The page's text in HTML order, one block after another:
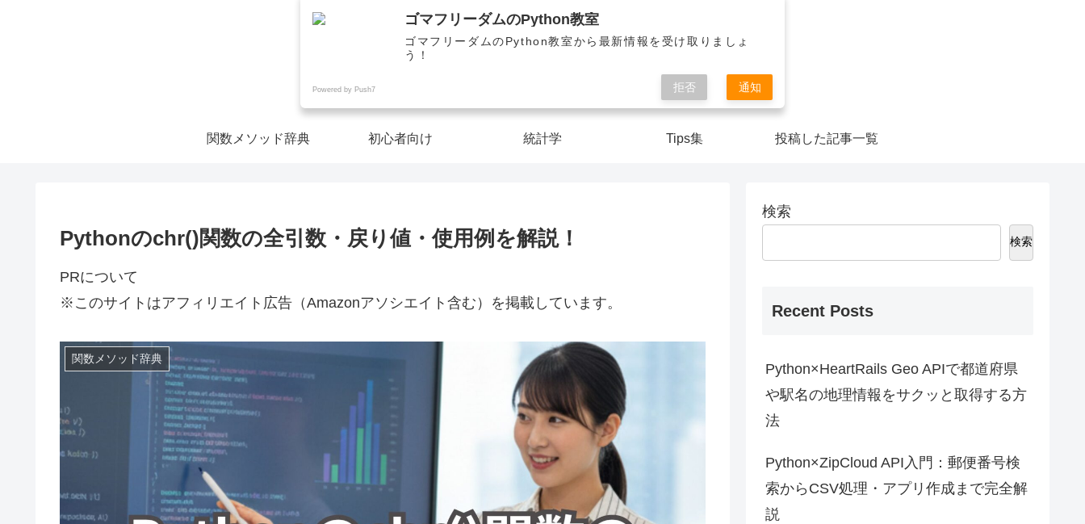
Pythonを楽しく学んで人生を切り開こう！
ゴマフリーダムのPython教室
関数メソッド辞典 初心者向け 統計学 Tips集 投稿した記事一覧
Pythonのchr()関数の全引数・戻り値・使用例を解説！
PRについて
※このサイトはアフィリエイト広告（Amazonアソシエイト含む）を掲載しています。
関数メソッド辞典
検索
検索
Recent Posts
Python×HeartRails Geo APIで都道府県
や駅名の地理情報をサクッと取得する方
法
Python×ZipCloud API入門：郵便番号検
索からCSV処理・アプリ作成まで完全解
説
ゴマフリーダムのPython教室
ゴマフリーダムのPython教室から最新情報を受け取りましょ
う！
Powered by Push7 拒否 通知